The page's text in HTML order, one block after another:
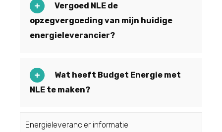
Vergoed NLE de
opzegvergoeding van mijn huidige
energieleverancier?
Wat heeft Budget Energie met
NLE te maken?
Energieleverancier informatie